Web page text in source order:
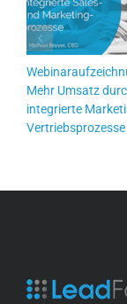
Mehr Umsatz
integrierte
Vertriebsprozesse